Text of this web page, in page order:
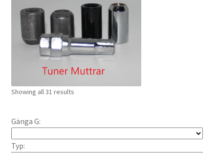
PCD-Bultar.
Stängda muttrar.
Öppna muttrar.
Låsmuttrar.
Tunermuttrar.
PCD-Muttrar.
Showing all 31 results
Gänga G:
Typ: